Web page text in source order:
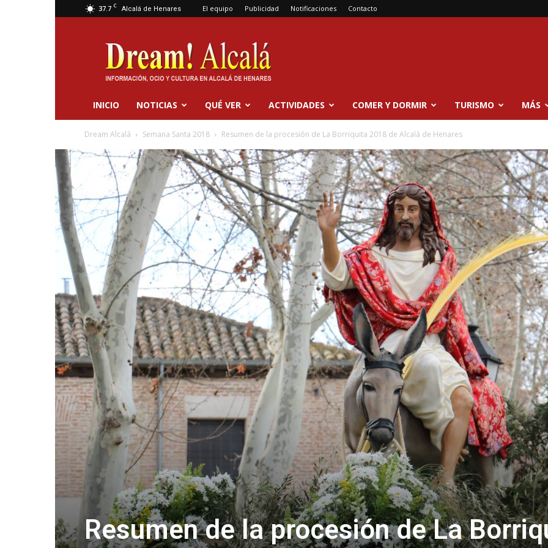
37.7 C Alcalá de Henares El equipo Publicidad Notificaciones Contacto
Dream
Alcalá
INICIO NOTICIAS QUÉ VER ACTIVIDADES COMER Y DORMIR TURISMO MÁS
Dream Alcalá Semana Santa 2018 Resumen de la procesión de La Borriquita 2018 de Alcalá de Henares
Resumen de la procesión de La